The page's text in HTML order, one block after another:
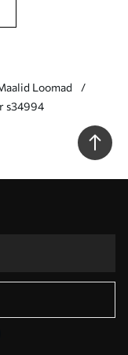
Loomad
s34994